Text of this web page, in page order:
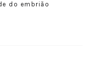
do embrião